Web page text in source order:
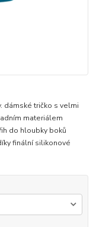
dámské tričko s velmi
materiálem
do hloubky boků
finální silikonové